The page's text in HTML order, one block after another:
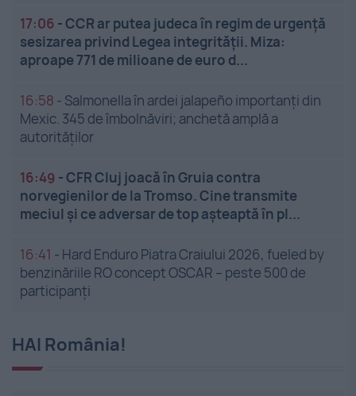
17:06 -CCR ar putea judeca în regim de urgență
sesizarea privind Legea integrității. Miza:
aproape 771 de milioane de euro d...
16:58 - Salmonella în ardei jalapeño importanți din
Mexic. 345 de îmbolnăviri; anchetă amplă a
autorităților
16:49 -CFR Cluj joacă în Gruia contra
norvegienilor de la Tromso. Cine transmite
meciul și ce adversar de top așteaptă în pl...
16:41 - Hard Enduro Piatra Craiului 2026, fueled by
benzinăriile RO concept OSCAR – peste 500 de
participanți
HAI România!